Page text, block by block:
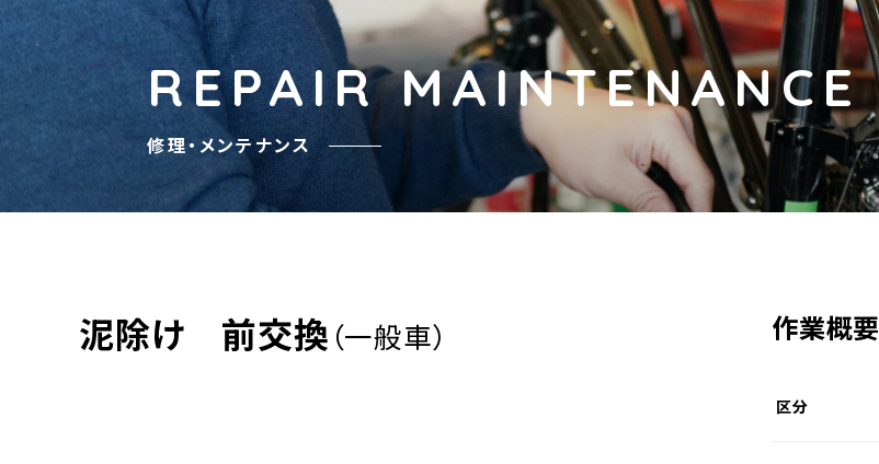
REPAIR MAINTENANCE
修理・メンテナンス
泥除け 前交換 （一般車） 作業概要
区分